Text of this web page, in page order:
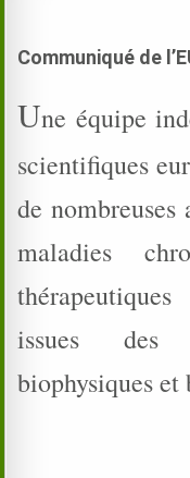
Communiqué de
Une équipe
scientifiques
de nombreuses
maladies
issues des
biophysiques